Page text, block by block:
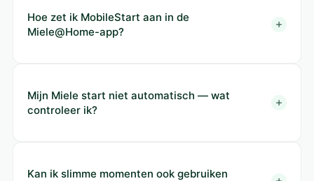
Hoe zet ik MobileStart aan in de
Miele@Home-app?
Mijn Miele start niet automatisch — wat
controleer ik?
Kan ik slimme momenten ook gebruiken